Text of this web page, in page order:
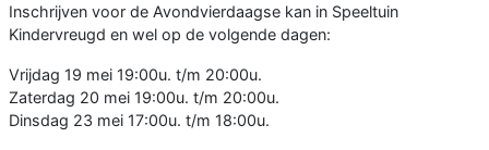
Inschrijven voor de Avondvierdaagse kan in Speeltuin
Kindervreugd en wel op de volgende dagen:
Vrijdag 19 mei 19:00u. t/m 20:00u.
Zaterdag 20 mei 19:00u. t/m 20:00u.
Dinsdag 23 mei 17:00u. t/m 18:00u.